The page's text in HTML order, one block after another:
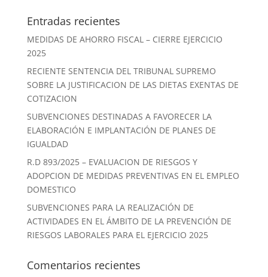
Entradas recientes
MEDIDAS DE AHORRO FISCAL – CIERRE EJERCICIO
2025
RECIENTE SENTENCIA DEL TRIBUNAL SUPREMO
SOBRE LA JUSTIFICACION DE LAS DIETAS EXENTAS DE
COTIZACION
SUBVENCIONES DESTINADAS A FAVORECER LA
ELABORACIÓN E IMPLANTACIÓN DE PLANES DE
IGUALDAD
R.D 893/2025 – EVALUACION DE RIESGOS Y
ADOPCION DE MEDIDAS PREVENTIVAS EN EL EMPLEO
DOMESTICO
SUBVENCIONES PARA LA REALIZACIÓN DE
ACTIVIDADES EN EL ÁMBITO DE LA PREVENCIÓN DE
RIESGOS LABORALES PARA EL EJERCICIO 2025
Comentarios recientes